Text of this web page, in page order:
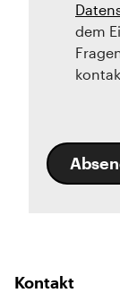
dem
Kontakt